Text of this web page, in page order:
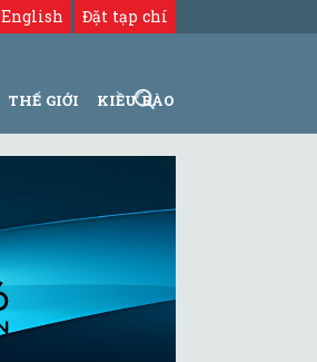
Đặt tạp chí
English
THẾ GIỚI KIỀU BÀO